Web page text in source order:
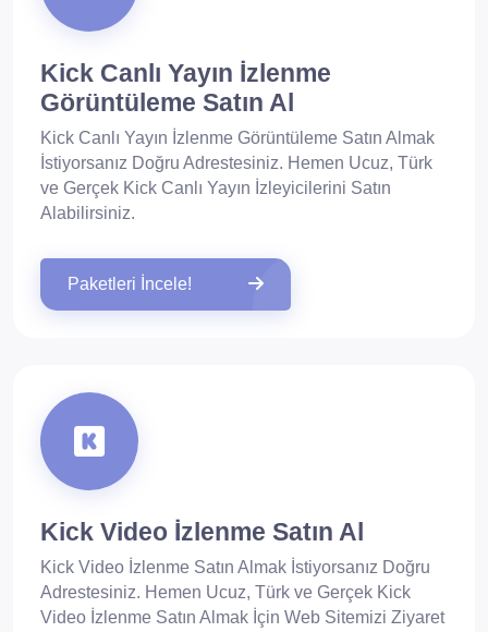
Kick Canlı Yayın İzlenme
Görüntüleme Satın Al
Kick Canlı Yayın İzlenme Görüntüleme Satın Almak
İstiyorsanız Doğru Adrestesiniz. Hemen Ucuz, Türk
ve Gerçek Kick Canlı Yayın İzleyicilerini Satın
Alabilirsiniz.
Paketleri İncele!
Kick Video İzlenme Satın Al
Kick Video İzlenme Satın Almak İstiyorsanız Doğru
Adrestesiniz. Hemen Ucuz, Türk ve Gerçek Kick
Video İzlenme Satın Almak İçin Web Sitemizi Ziyaret